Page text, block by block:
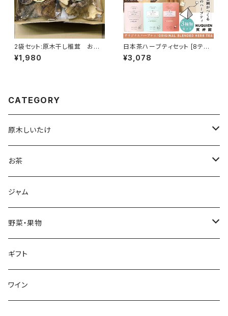
2袋セット:原木干し椎茸 お徳
用 サイズ不揃い：ダシや切って
しまうお料理に ※簡易包装
¥1,980
日本茶ハーブティセット [8ティ
ーバッグ入り×3種類] ギフトに
もおすすめ
¥3,078
CATEGORY
原木しいたけ
生しいたけ
干し椎茸
加工品
お茶
深蒸し茶
リーフ
ハーブティ
ティーバッグ
リーフ
加工品
くき茶
ジャム
野菜・果物
野菜
芋類
果物
ギフト
ワイン